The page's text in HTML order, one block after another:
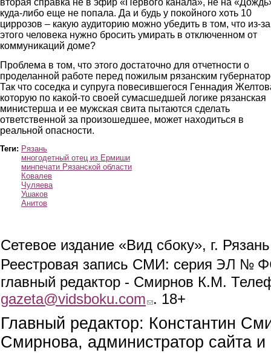
вторая справка не в эфир «Первого канала», не на
куда-либо еще не попала. Да и будь у покойного хоть 10
циррозов – какую аудиторию можно убедить в том, что из-за
этого человека нужно бросить умирать в отключенном от
коммуникаций доме?
Проблема в том, что этого достаточно для отчетности о
проделанной работе перед пожилым рязанским
Так что соседка и супруга повесившегося Геннадия
которую по какой-то своей сумасшедшей логике рязанская
министерша и ее мужская свита пытаются сделать
ответственной за произошедшее, может находиться в
реальной опасности.
Теги: Рязань
многодетный отец из Ермиши
минпечати Рязанской области
Ковалев
Чуляева
Ушаков
Анитов
Сетевое издание «Вид сбоку», г.
Реестровая запись СМИ: серия ЭЛ №
главный редактор - Смирнов К.М.
gazeta@vidsboku.com (link sends e-mail)
. 18+
Главный редактор: Константин
Смирнова, администратор сайта